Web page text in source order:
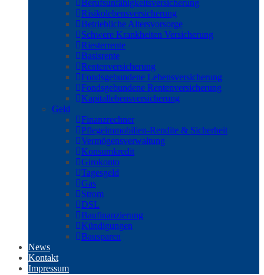
Berufs­unfähigkeitsversicherung
Risikolebensversicherung
Betriebliche Altersvorsorge
Schwere Krankheiten Versicherung
Riesterrente
Basisrente
Rentenversicherung
Fondsgebundene Lebensversicherung
Fondsgebundene Rentenversicherung
Kapitallebensversicherung
Geld
Finanzrechner
Pflegeimmobilien-Rendite & Sicherheit
Vermögensverwaltung
Konsumkredit
Girokonto
Tagesgeld
Gas
Strom
DSL
Baufinanzierung
Kündigungen
Bausparen
News
Kontakt
Impressum